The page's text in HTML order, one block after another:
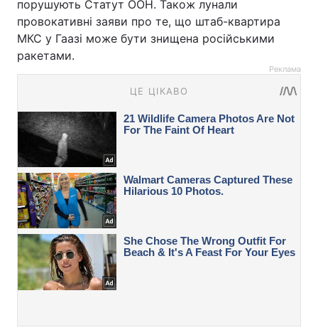
порушують Статут ООН. Також лунали
провокативні заяви про те, що штаб-квартира
МКС у Гаазі може бути знищена російськими
ракетами.
Реклама